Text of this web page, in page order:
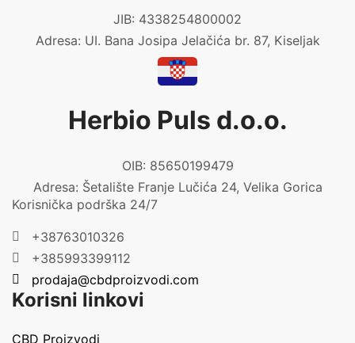
JIB: 4338254800002
Adresa: UI. Bana Josipa Jelačića br. 87, Kiseljak
Herbio Puls d.o.o.
OIB: 85650199479
Adresa: Šetalište Franje Lučića 24, Velika Gorica
Korisnička podrška 24/7
+38763010326
+385993399112
prodaja@cbdproizvodi.com
Korisni linkovi
CBD Proizvodi